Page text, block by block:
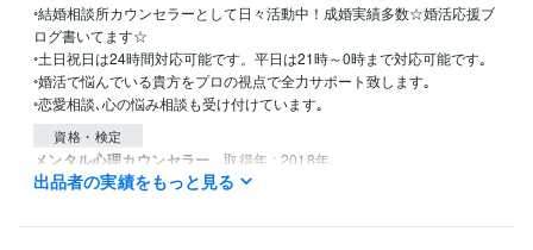
◦結婚相談所カウンセラーとして日々活動中！成婚実績多数☆婚活応援ブ
ログ書いてます☆
◦土日祝日は24時間対応可能です。平日は21時～0時まで対応可能です｡
◦婚活で悩んでいる貴方をプロの視点で全力サポート致します｡
◦恋愛相談､心の悩み相談も受け付けています｡
資格・検定
メンタル心理カウンセラー 取得年 : 2018年
ポジティブ心理学実践インストラクター
得意分野
出品者の実績をもっと見る